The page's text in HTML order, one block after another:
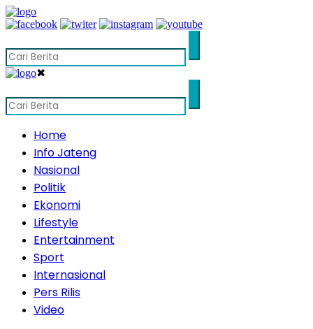
✖
Home
Info Jateng
Nasional
Politik
Ekonomi
Lifestyle
Entertainment
Sport
Internasional
Pers Rilis
Video